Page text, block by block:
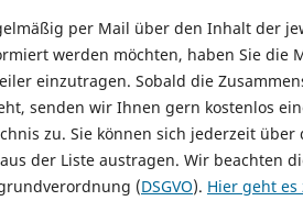
per Mail über den Inhalt der
werden möchten, haben Sie die
einzutragen. Sobald die
senden wir Ihnen gern kostenlos
zu. Sie können sich jederzeit über
der Liste austragen. Wir beachten
(DSGVO). Hier geht